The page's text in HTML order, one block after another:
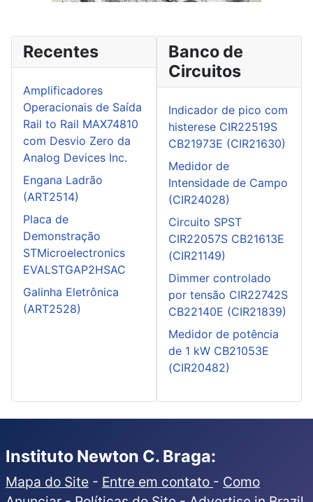
Recentes
Amplificadores
Operacionais de Saída
Rail to Rail MAX74810
com Desvio Zero da
Analog Devices Inc.
Engana Ladrão
(ART2514)
Placa de
Demonstração
STMicroelectronics
EVALSTGAP2HSAC
Galinha Eletrônica
(ART2528)
Banco de
Circuitos
Indicador de pico com
histerese CIR22519S
CB21973E (CIR21630)
Medidor de
Intensidade de Campo
(CIR24028)
Circuito SPST
CIR22057S CB21613E
(CIR21149)
Dimmer controlado
por tensão CIR22742S
CB22140E (CIR21839)
Medidor de potência
de 1 kW CB21053E
(CIR20482)
Instituto Newton C. Braga:
Mapa do Site - Entre em contato - Como